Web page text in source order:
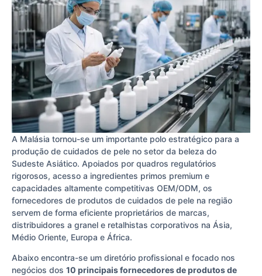
A Malásia tornou-se um importante polo estratégico para a
produção de cuidados de pele no setor da beleza do
Sudeste Asiático. Apoiados por quadros regulatórios
rigorosos, acesso a ingredientes primos premium e
capacidades altamente competitivas OEM/ODM, os
fornecedores de produtos de cuidados de pele na região
servem de forma eficiente proprietários de marcas,
distribuidores a granel e retalhistas corporativos na Ásia,
Médio Oriente, Europa e África.
Abaixo encontra-se um diretório profissional e focado nos
negócios dos 10 principais fornecedores de produtos de